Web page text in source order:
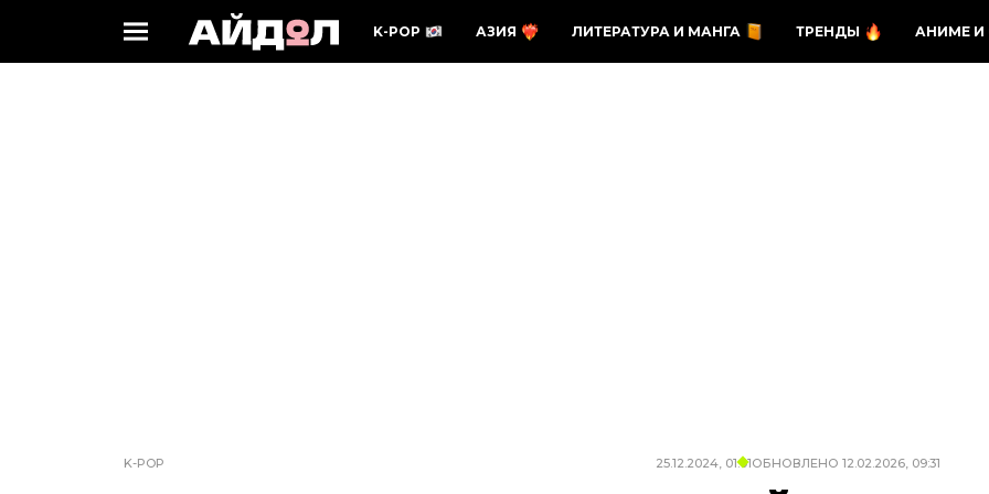
K-POP АЗИЯ ЛИТЕРАТУРА И МАНГА ТРЕНДЫ АНИМЕ И
K-POP 25.12.2024, 01:01ОБНОВЛЕНО 12.02.2026, 09:31